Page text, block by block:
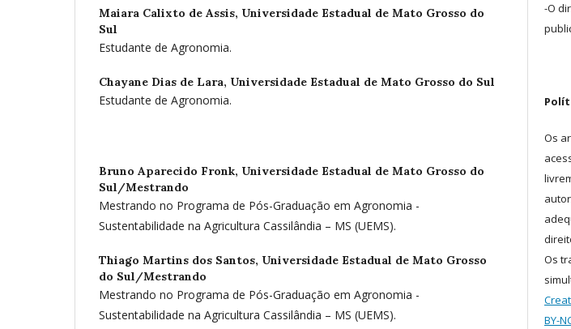
Maiara Calixto de Assis, Universidade Estadual de Mato Grosso do
Sul
Estudante de Agronomia.
Chayane Dias de Lara, Universidade Estadual de Mato Grosso do Sul
Estudante de Agronomia.
Bruno Aparecido Fronk, Universidade Estadual de Mato Grosso do
Sul/Mestrando
Mestrando no Programa de Pós-Graduação em Agronomia -
Sustentabilidade na Agricultura Cassilândia – MS (UEMS).
Thiago Martins dos Santos, Universidade Estadual de Mato Grosso
do Sul/Mestrando
Mestrando no Programa de Pós-Graduação em Agronomia -
Sustentabilidade na Agricultura Cassilândia – MS (UEMS).
-O
Os
Os
BY-